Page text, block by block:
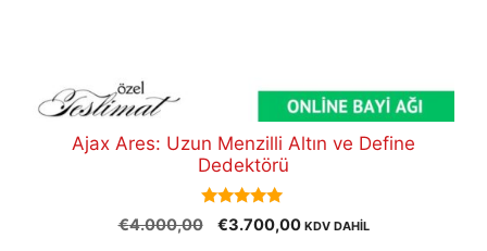
Ajax Ares: Uzun Menzilli Altın ve Define
Dedektörü
5.00
out of 5
€4.000,00
Orijinal
€3.700,00Şu
KDV DAHİL